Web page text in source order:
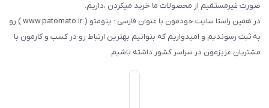
صورت غیرمستقیم از محصولات ما خرید میکردن ،داریم.
در همین راستا سایت خودمون با عنوان فارسی : پتومتو ( www.patomato.ir ) رو
به ثبت رسوندیم و امیدواریم که بتوانیم بهترین ارتباط رو در کسب و کارمون با
مشتریان عزیزمون در سراسر کشور داشته باشیم.